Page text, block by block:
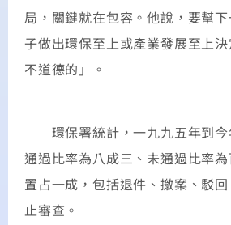
局，關鍵就在包容。他說，要幫
子做出環保至上或產業發展至上
不道德的」。
環保署統計，一九九五年到今
通過比率為八成三、未通過比率
置占一成，包括退件、撤案、駁
止審查。